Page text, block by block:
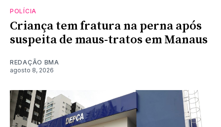
POLÍCIA
Criança tem fratura na perna após
suspeita de maus-tratos em Manaus
REDAÇÃO BMA
agosto 8, 2026